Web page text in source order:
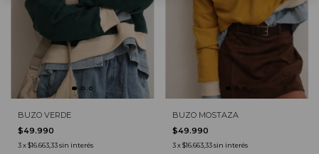
BUZO VERDE
$49.990
3x$16.663,33sin interés
BUZO MOSTAZA
$49.990
3 x$16.663,33 sin interés